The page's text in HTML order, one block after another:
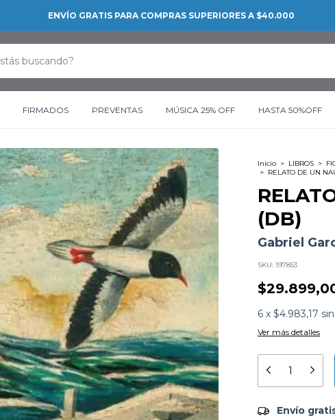
CONOCÉ LAS PROMOCIONES BANCARIAS
FIRMADOS PREVENTAS MÚSICA 25% OFF HASTA 50%OFF
Inicio > LIBROS >
> RELATO DE UN
(DB)
Gabriel
SKU: 197853
6 x $4.983,17
Ver más detalles
Envío gratis
Envío